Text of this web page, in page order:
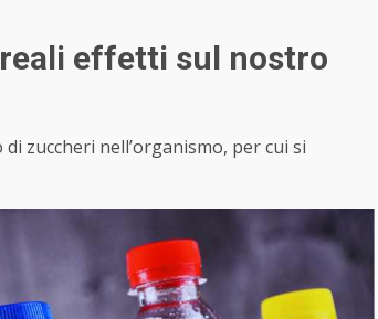
effetti sul nostro
zuccheri nell’organismo, per cui si